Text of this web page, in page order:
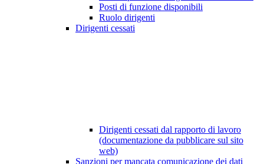
Posti di funzione disponibili
Ruolo dirigenti
Dirigenti cessati
Dirigenti cessati dal rapporto di lavoro
(documentazione da pubblicare sul sito
web)
Sanzioni per mancata comunicazione dei dati